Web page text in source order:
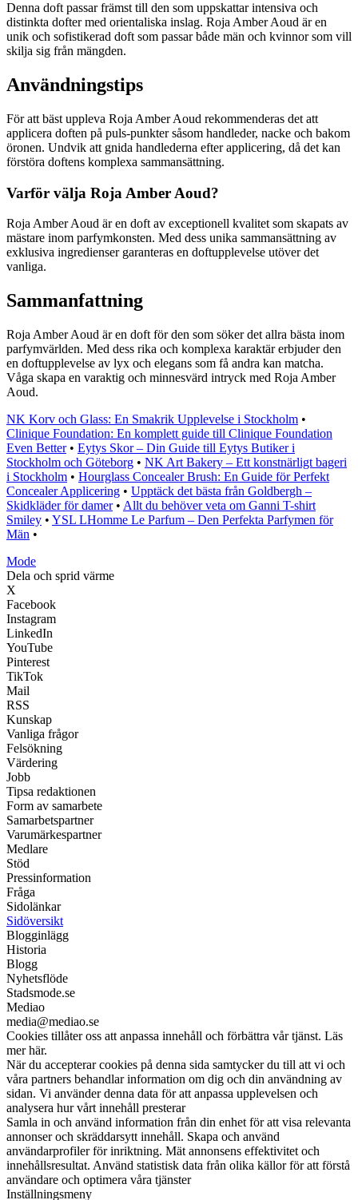
Denna doft passar främst till den som uppskattar intensiva och
distinkta dofter med orientaliska inslag. Roja Amber Aoud är en
unik och sofistikerad doft som passar både män och kvinnor som vill
skilja sig från mängden.
Användningstips
För att bäst uppleva Roja Amber Aoud rekommenderas det att
applicera doften på puls-punkter såsom handleder, nacke och bakom
öronen. Undvik att gnida handlederna efter applicering, då det kan
förstöra doftens komplexa sammansättning.
Varför välja Roja Amber Aoud?
Roja Amber Aoud är en doft av exceptionell kvalitet som skapats av
mästare inom parfymkonsten. Med dess unika sammansättning av
exklusiva ingredienser garanteras en doftupplevelse utöver det
vanliga.
Sammanfattning
Roja Amber Aoud är en doft för den som söker det allra bästa inom
parfymvärlden. Med dess rika och komplexa karaktär erbjuder den
en doftupplevelse av lyx och elegans som få andra kan matcha.
Våga skapa en varaktig och minnesvärd intryck med Roja Amber
Aoud.
NK Korv och Glass: En Smakrik Upplevelse i Stockholm •
Clinique Foundation: En komplett guide till Clinique Foundation
Even Better• Eytys Skor – Din Guide till Eytys Butiker i
Stockholm och Göteborg • NK Art Bakery – Ett konstnärligt bageri
i Stockholm • Hourglass Concealer Brush: En Guide för Perfekt
Concealer Applicering • Upptäck det bästa från Goldbergh –
Skidkläder för damer• Allt du behöver veta om Ganni T-shirt
Smiley • YSL LHomme Le Parfum – Den Perfekta Parfymen för
Män •
Mode
Dela och sprid värme
X
Facebook
Instagram
LinkedIn
YouTube
Pinterest
TikTok
Mail
RSS
Kunskap
Vanliga frågor
Felsökning
Värdering
Jobb
Tipsa redaktionen
Form av samarbete
Samarbetspartner
Varumärkespartner
Medlare
Stöd
Pressinformation
Fråga
Sidolänkar
Sidöversikt
Blogginlägg
Historia
Blogg
Nyhetsflöde
Stadsmode.se
Mediao
media@mediao.se
Cookies tillåter oss att anpassa innehåll och förbättra vår tjänst. Läs
mer här.
När du accepterar cookies på denna sida samtycker du till att vi och
våra partners behandlar information om dig och din användning av
sidan. Vi använder denna data för att anpassa upplevelsen och
analysera hur vårt innehåll presterar
Samla in och använd information från din enhet för att visa relevanta
annonser och skräddarsytt innehåll. Skapa och använd
användarprofiler för inriktning. Mät annonsens effektivitet och
innehållsresultat. Använd statistisk data från olika källor för att förstå
användare och optimera våra tjänster
Inställningsmeny